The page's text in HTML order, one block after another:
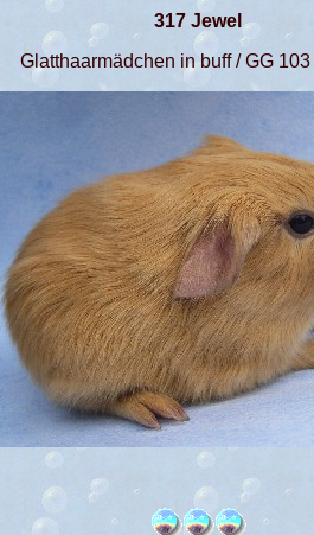
317 Jewel
Glatthaarmädchen in buff / GG 103